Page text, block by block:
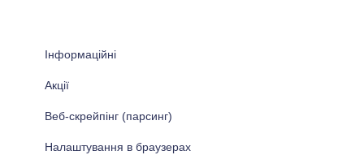
Інформаційні
Акції
Веб-скрейпінг (парсинг)
Налаштування в браузерах